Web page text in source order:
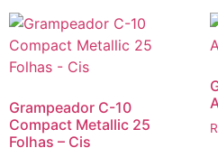
Grampeador C-10
Compact Metallic 25
Folhas – Cis